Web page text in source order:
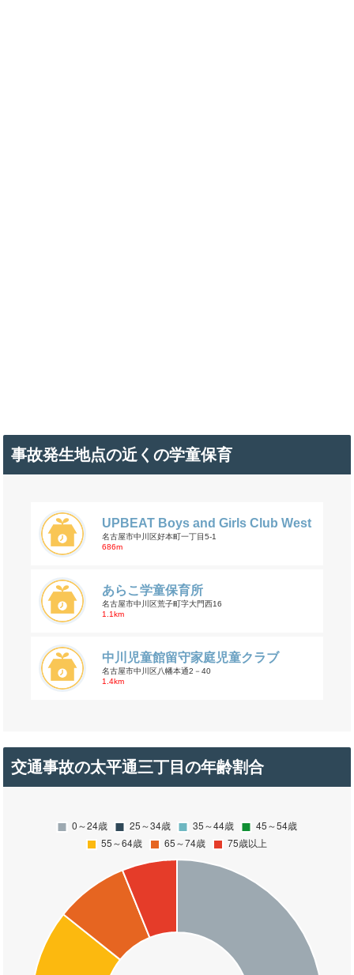
事故発生地点の近くの学童保育
UPBEAT Boys and Girls Club West
名古屋市中川区好本町一丁目5-1
686m
あらこ学童保育所
名古屋市中川区荒子町字大門西16
1.1km
中川児童館留守家庭児童クラブ
名古屋市中川区八幡本通2－40
1.4km
交通事故の太平通三丁目の年齢割合